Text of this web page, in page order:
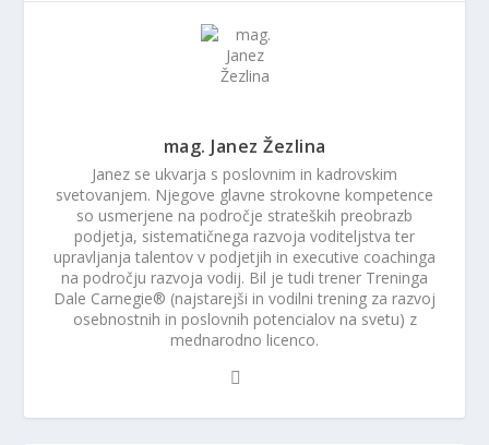
mag. Janez Žezlina
Janez se ukvarja s poslovnim in kadrovskim
svetovanjem. Njegove glavne strokovne kompetence
so usmerjene na področje strateških preobrazb
podjetja, sistematičnega razvoja voditeljstva ter
upravljanja talentov v podjetjih in executive coachinga
na področju razvoja vodij. Bil je tudi trener Treninga
Dale Carnegie® (najstarejši in vodilni trening za razvoj
osebnostnih in poslovnih potencialov na svetu) z
mednarodno licenco.